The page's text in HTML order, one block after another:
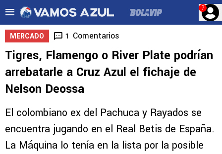
?
MERCADO 1 Comentarios
Tigres, Flamengo o River Plate podrían
arrebatarle a Cruz Azul el fichaje de
Nelson Deossa
El colombiano ex del Pachuca y Rayados se
encuentra jugando en el Real Betis de España.
La Máquina lo tenía en la lista por la posible